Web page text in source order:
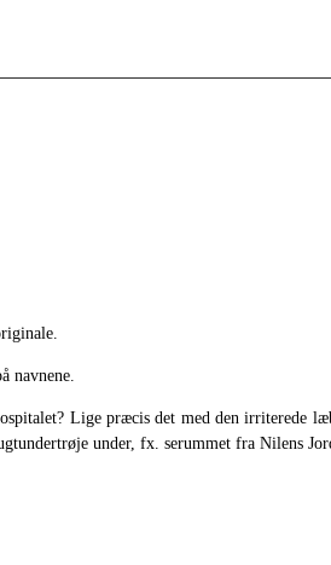
navnene.
Lige præcis det med den irriterede
under, fx. serummet fra Nilens